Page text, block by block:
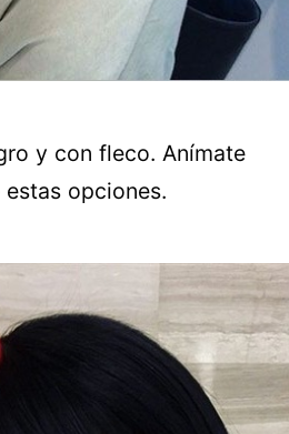
y con fleco. Anímate
opciones.